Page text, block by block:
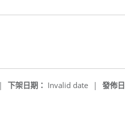
發佈
下架日期： Invalid date |
|